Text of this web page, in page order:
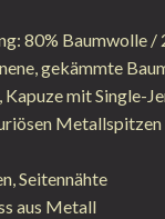
80% Baumwolle /
gekämmte
Kapuze mit Single-
Metallspitzen
Seitennähte
aus Metall